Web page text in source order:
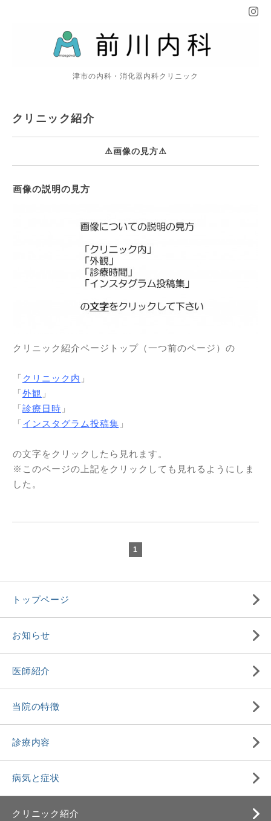
津市の内科・消化器内科クリニック
クリニック紹介
⚠️画像の見方⚠️
画像の説明の見方
クリニック紹介ページトップ（一つ前のページ）の
「 クリニック内 」
「外観 」
「診療日時 」
「インスタグラム投稿集 」
の文字をクリックしたら見れます。
※このページの上記をクリックしても見れるようにしま
した。
1
トップページ
お知らせ
医師紹介
当院の特徴
診療内容
病気と症状
クリニック紹介